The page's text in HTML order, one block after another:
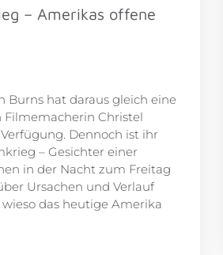
– Amerikas offene
Burns hat daraus gleich eine
Filmemacherin Christel
Dennoch ist ihr
– Gesichter einer
in der Nacht zum Freitag
Ursachen und Verlauf
das heutige Amerika